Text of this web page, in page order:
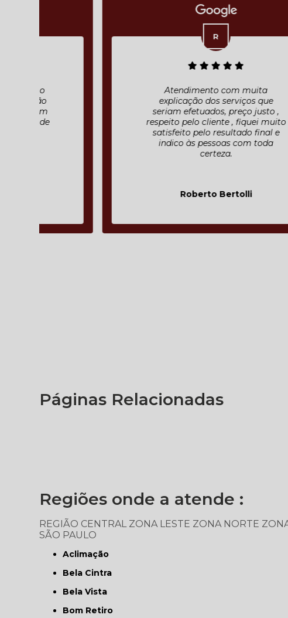
Atendimento com muita
explicação dos serviços que
seriam efetuados, preço justo ,
respeito pelo cliente , fiquei muito
satisfeito pelo resultado final e
indico às pessoas com toda
Roberto Bertolli
Páginas Relacionadas
Regiões onde a atende :
REGIÃO CENTRAL ZONA LESTE ZONA NORTE
SÃO PAULO
Aclimação
Bela Cintra
Bela Vista
Bom Retiro